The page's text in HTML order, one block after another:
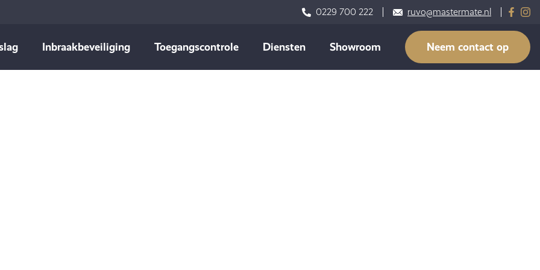
0229 700 222 ruvo@mastermate.nl
Inbraakbeveiliging Toegangscontrole Diensten Showroom Neem contact op